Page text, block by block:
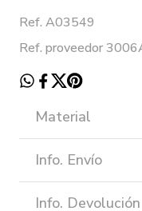
Ref. A03549
Ref. proveedor
Material
Info. Envío
Info. Devolución